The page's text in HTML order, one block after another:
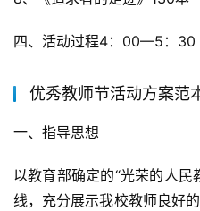
四、活动过程4：00—5：30
优秀教师节活动方案范
一、指导思想
以教育部确定的“光荣的人
线，充分展示我校教师良好